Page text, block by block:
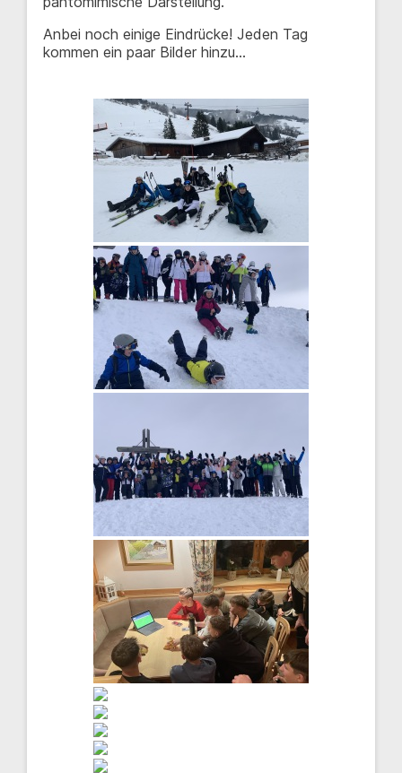
Anbei noch einige Eindrücke! Jeden Tag
kommen ein paar Bilder hinzu…